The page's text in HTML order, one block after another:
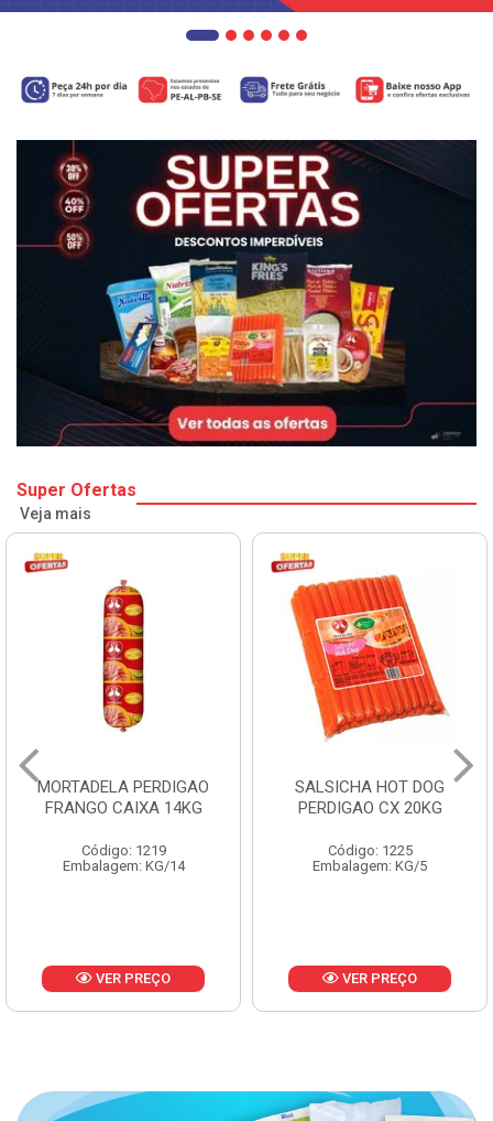
Super Ofertas
Veja mais
MORTADELA PERDIGAO
FRANGO CAIXA 14KG
Código: 1219
Embalagem: KG/14
VER PREÇO
SALSICHA HOT DOG
PERDIGAO CX 20KG
Código: 1225
Embalagem: KG/5
VER PREÇO